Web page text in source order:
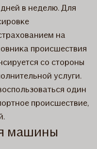
дней в неделю. Для
на
происшествия
со стороны
услуги.
один
происшествие,
машины